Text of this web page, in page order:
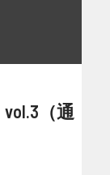
（通